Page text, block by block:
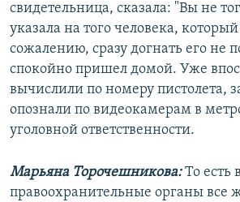
свидетельница, сказала: "Вы не
указала на того человека,
сожалению, сразу догнать его не
спокойно пришел домой. Уже
вычислили по номеру пистолета,
опознали по видеокамерам в
уголовной ответственности.
Марьяна Торочешникова:То есть
правоохранительные органы все